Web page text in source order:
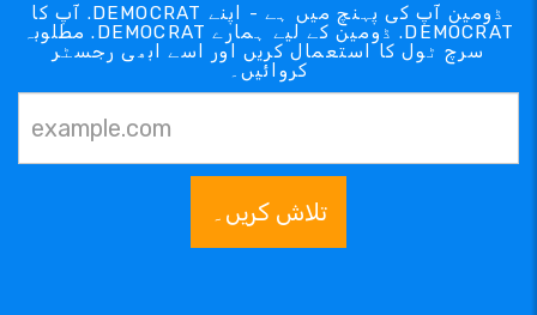
آپ کا .DEMOCRAT ڈومین آپ کی پہنچ میں ہے - اپنے
مطلوبہ .DEMOCRAT ڈومین کے لیے ہمارے .DEMOCRAT
سرچ ٹول کا استعمال کریں اور اسے ابھی رجسٹر
کروائیں۔
تلاش کریں۔